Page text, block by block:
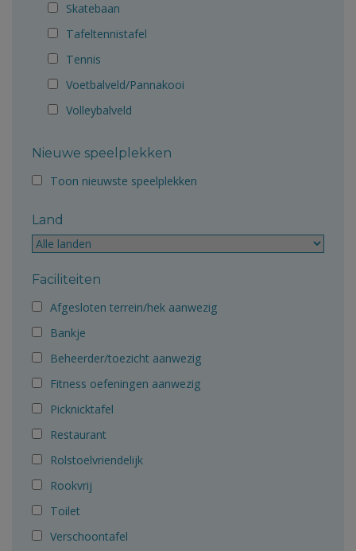
Skatebaan
Tafeltennistafel
Tennis
Voetbalveld/Pannakooi
Volleybalveld
Nieuwe speelplekken
Toon nieuwste speelplekken
Land
Faciliteiten
Afgesloten terrein/hek aanwezig
Bankje
Beheerder/toezicht aanwezig
Fitness oefeningen aanwezig
Picknicktafel
Restaurant
Rolstoelvriendelijk
Rookvrij
Toilet
Verschoontafel